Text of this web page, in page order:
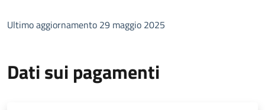
Ultimo aggiornamento 29 maggio 2025
Dati sui pagamenti